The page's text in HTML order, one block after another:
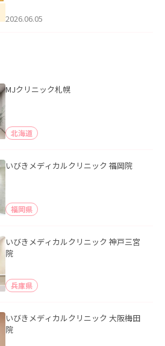
2026.06.05
MJクリニック札幌
北海道
いびきメディカルクリニック 福岡院
福岡県
いびきメディカルクリニック 神戸三宮
院
兵庫県
いびきメディカルクリニック 大阪梅田
院